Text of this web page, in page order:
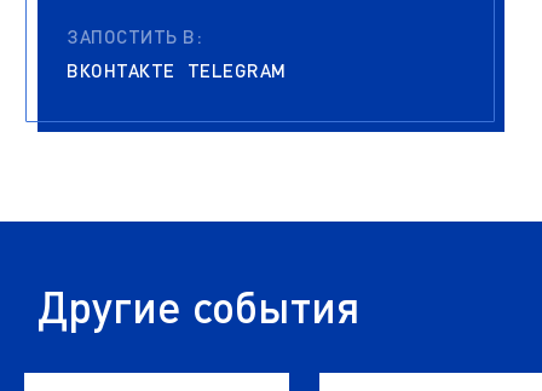
ЗАПОСТИТЬ В:
ВКОНТАКТЕ
TELEGRAM
Другие события